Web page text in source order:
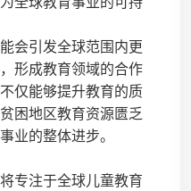
会引发全球范围内更
形成教育领域的合作
仅能够提升教育的质
困地区教育资源匮乏
业的整体进步。
专注于全球儿童教育